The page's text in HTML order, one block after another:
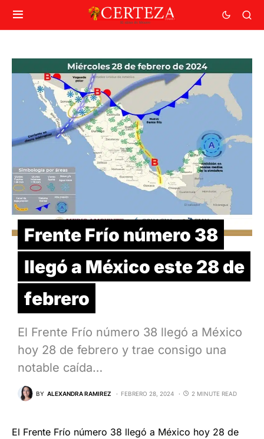
Frente Frío número 38
llegó a México este 28 de
febrero
El Frente Frío número 38 llegó a México
hoy 28 de febrero y trae consigo una
notable caída…
BY ALEXANDRA RAMIREZ FEBRERO 28, 2024 2 MINUTE READ
El Frente Frío número 38 llegó a México hoy 28 de